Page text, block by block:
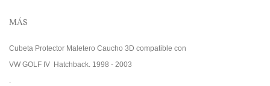
MÁS
Cubeta Protector Maletero Caucho 3D compatible con
VW GOLF IV Hatchback. 1998 - 2003
.